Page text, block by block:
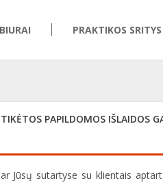
PRAKTIKOS SRITYS
PAPILDOMOS IŠLAIDOS
Jūsų sutartyse su klientais